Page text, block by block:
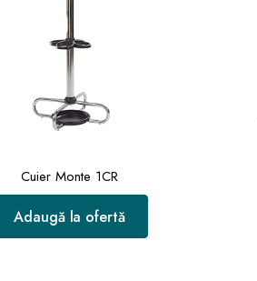
Cuier Monte 1CR
Adaugă la ofertă